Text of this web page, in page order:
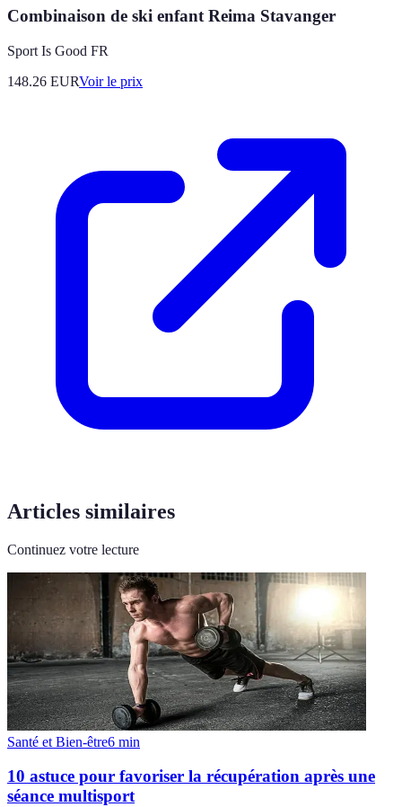
Combinaison de ski enfant Reima Stavanger
Sport Is Good FR
148.26 EURVoir le prix
Articles similaires
Continuez votre lecture
Santé et Bien-être6 min
10 astuce pour favoriser la récupération après une
séance multisport